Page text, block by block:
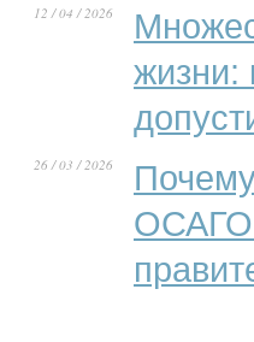
12 / 04 / 2026
жизни:
26 / 03 / 2026